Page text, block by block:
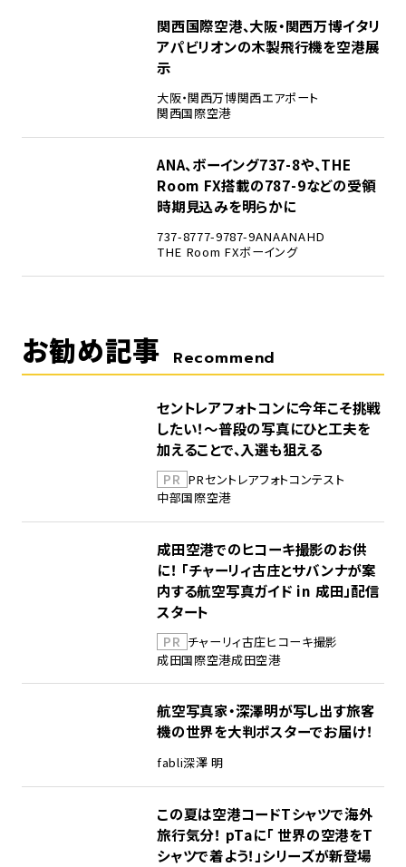
関西国際空港、大阪・関西万博イタリ
アパビリオンの木製飛行機を空港展
示
大阪・関西万博関西エアポート
関西国際空港
ANA、ボーイング737-8や、THE
Room FX搭載の787-9などの受領
時期見込みを明らかに
737-8777-9787-9ANAANAHD
THE Room FXボーイング
お勧め記事 Recommend
セントレアフォトコンに今年こそ挑戦
したい！～普段の写真にひと工夫を
加えることで、入選も狙える
PR PRセントレアフォトコンテスト
中部国際空港
成田空港でのヒコーキ撮影のお供
に！ 「チャーリィ古庄とサバンナが案
内する航空写真ガイド in 成田」配信
スタート
PR チャーリィ古庄ヒコーキ撮影
成田国際空港成田空港
航空写真家・深澤明が写し出す旅客
機の世界を大判ポスターでお届け！
fabli深澤 明
この夏は空港コードTシャツで海外
旅行気分！ pTaに「 世界の空港をT
シャツで着よう！」シリーズが新登場